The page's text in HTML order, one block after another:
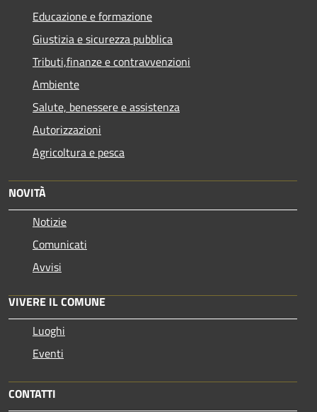
Educazione e formazione
Giustizia e sicurezza pubblica
Tributi,finanze e contravvenzioni
Ambiente
Salute, benessere e assistenza
Autorizzazioni
Agricoltura e pesca
NOVITÀ
Notizie
Comunicati
Avvisi
VIVERE IL COMUNE
Luoghi
Eventi
CONTATTI